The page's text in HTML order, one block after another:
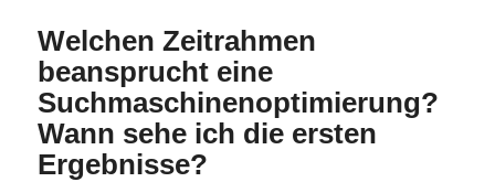
Welchen Zeitrahmen
beansprucht eine
Suchmaschinenoptimierung?
Wann sehe ich die ersten
Ergebnisse?